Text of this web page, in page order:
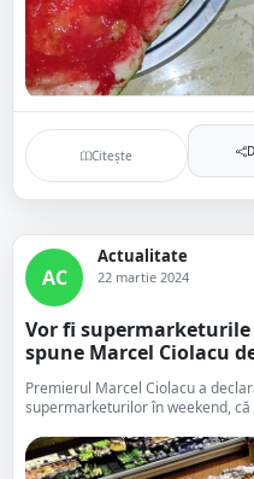
Citește
AC
Actualitate
22 martie 2024
Vor fi supermarketurile
spune Marcel Ciolacu
Premierul Marcel Ciolacu a
supermarketurilor în weekend,